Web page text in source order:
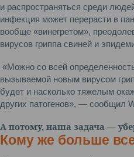
и распространяться среди
инфекция может перерасти в
вообще «винегретом»,
вирусов гриппа свиней и
«Можно со всей
вызываемой новым вирусом
будет и насколько тяжелым
других патогенов», — сообщил
А потому, наша задача —
Кому же больше